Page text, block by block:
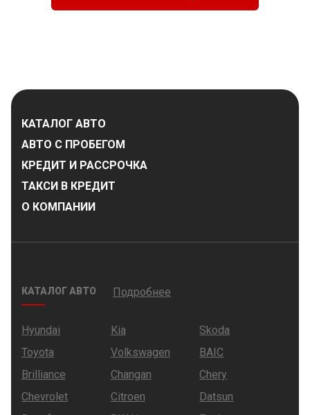
КАТАЛОГ АВТО
АВТО С ПРОБЕГОМ
КРЕДИТ И РАССРОЧКА
ТАКСИ В КРЕДИТ
О КОМПАНИИ
КАТАЛОГ АВТО Подробнее
Hyundai Kia
Skoda
Toyota
Volkswagen
BAIC
Brilliance
Changan
Chery
Chevrolet
Citroen
Datsun